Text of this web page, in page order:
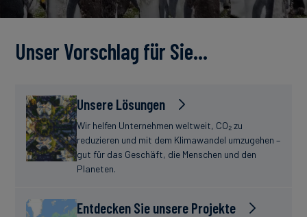
Unser Vorschlag für Sie…
Unsere Lösungen
Wir helfen Unternehmen weltweit, CO₂ zu
reduzieren und mit dem Klimawandel umzugehen –
gut für das Geschäft, die Menschen und den
Planeten.
Entdecken Sie unsere Projekte